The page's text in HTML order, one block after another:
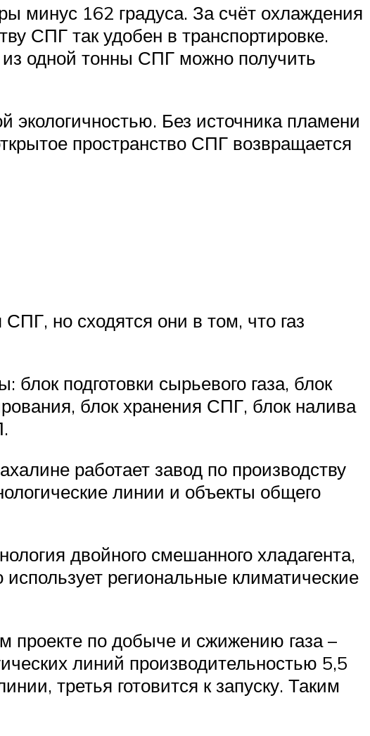
минус 162 градуса. За счёт охлаждения
СПГ так удобен в транспортировке.
из одной тонны СПГ можно получить
экологичностью. Без источника пламени
пространство СПГ возвращается
но сходятся они в том, что газ
подготовки сырьевого газа, блок
блок хранения СПГ, блок налива
работает завод по производству
линии и объекты общего
двойного смешанного хладагента,
региональные климатические
проекте по добыче и сжижению газа –
линий производительностью 5,5
третья готовится к запуску. Таким